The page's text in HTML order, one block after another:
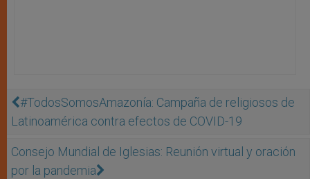
#TodosSomosAmazonía: Campaña de religiosos de
Latinoamérica contra efectos de COVID-19
Consejo Mundial de Iglesias: Reunión virtual y oración
por la pandemia